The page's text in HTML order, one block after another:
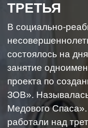
ТРЕТЬЯ
В социально-
состоялось на
занятие
проекта по
ЗОВ».
Медового
работали над